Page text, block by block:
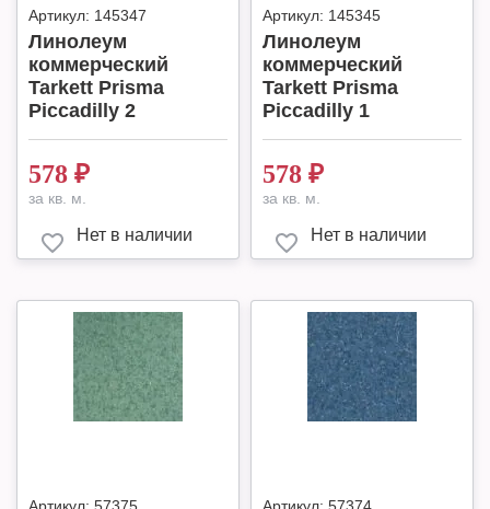
Артикул: 145347
Линолеум
коммерческий
Tarkett Prisma
Piccadilly 2
578 ₽
за кв. м.
Нет в наличии
Артикул: 145345
Линолеум
коммерческий
Tarkett Prisma
Piccadilly 1
578 ₽
за кв. м.
Нет в наличии